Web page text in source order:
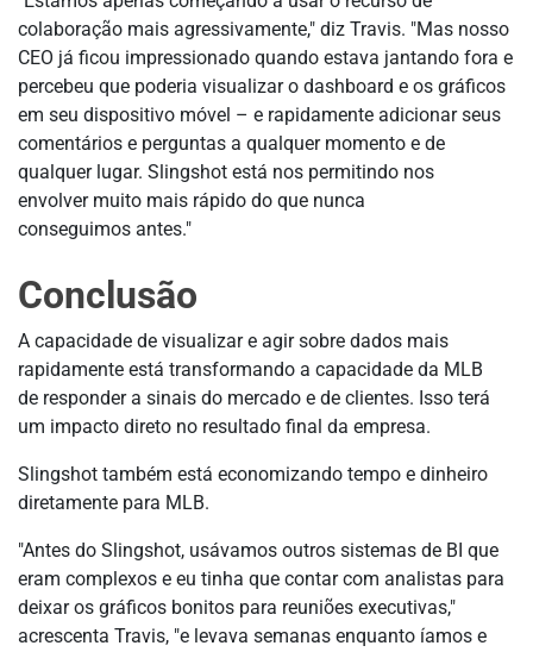
colaboração mais agressivamente," diz Travis. "Mas nosso
CEO já ficou impressionado quando estava jantando fora e
percebeu que poderia visualizar o dashboard e os gráficos
em seu dispositivo móvel – e rapidamente adicionar seus
comentários e perguntas a qualquer momento e de
qualquer lugar. Slingshot está nos permitindo nos
envolver muito mais rápido do que nunca
conseguimos antes."
Conclusão
A capacidade de visualizar e agir sobre dados mais
rapidamente está transformando a capacidade da MLB
de responder a sinais do mercado e de clientes. Isso terá
um impacto direto no resultado final da empresa.
Slingshot também está economizando tempo e dinheiro
diretamente para MLB.
"Antes do Slingshot, usávamos outros sistemas de BI que
eram complexos e eu tinha que contar com analistas para
deixar os gráficos bonitos para reuniões executivas,"
acrescenta Travis, "e levava semanas enquanto íamos e